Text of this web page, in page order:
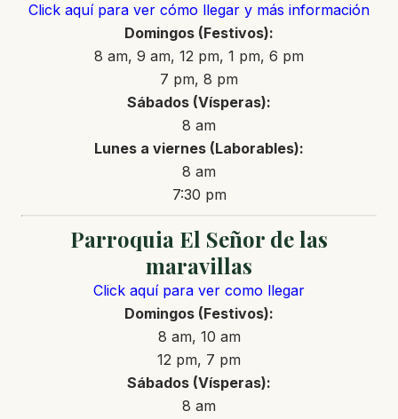
Click aquí para ver cómo llegar y más información
Domingos (Festivos):
8 am, 9 am, 12 pm, 1 pm, 6 pm
7 pm, 8 pm
Sábados (Vísperas):
8 am
Lunes a viernes (Laborables):
8 am
7:30 pm
Parroquia El Señor de las
maravillas
Click aquí para ver como llegar
Domingos (Festivos):
8 am, 10 am
12 pm, 7 pm
Sábados (Vísperas):
8 am